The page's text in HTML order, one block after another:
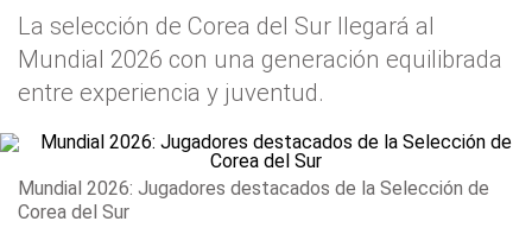
La selección de Corea del Sur llegará al
Mundial 2026 con una generación equilibrada
entre experiencia y juventud.
Mundial 2026: Jugadores destacados de la Selección de
Corea del Sur